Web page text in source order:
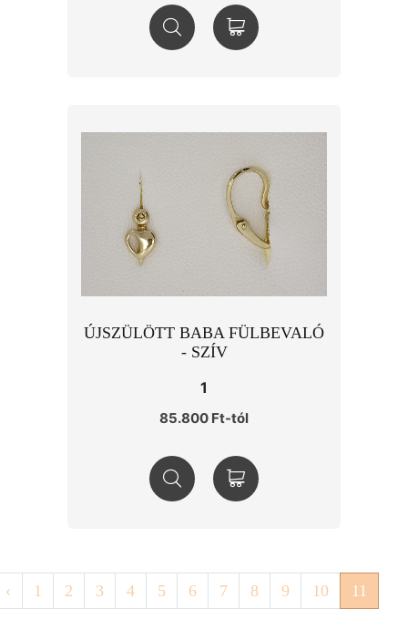
ÚJSZÜLÖTT BABA FÜLBEVALÓ
- SZÍV
1
85.800 Ft-tól
‹ 1 2 3 4 5 6 7 8 9 10 11